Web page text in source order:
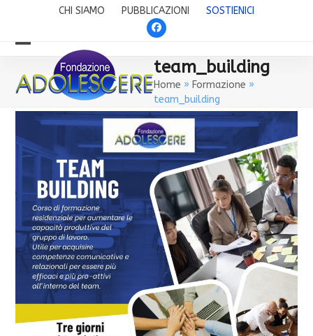
content
CHI SIAMO PUBBLICAZIONI
SOSTIENICI
Facebook
mobile
mobile
team_building
Home » Formazione »
team_building